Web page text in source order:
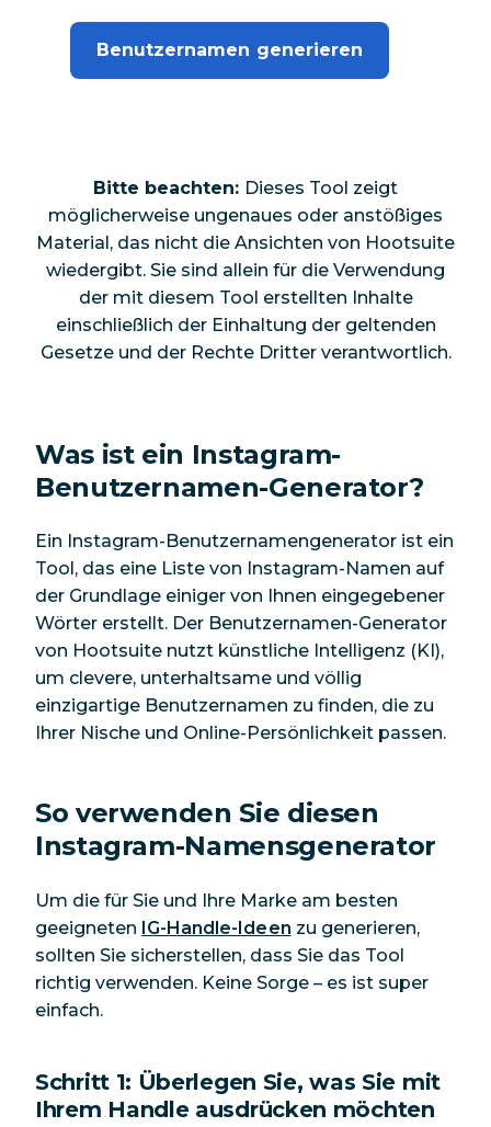
Benutzernamen generieren
Bitte beachten: Dieses Tool zeigt
möglicherweise ungenaues oder anstößiges
Material, das nicht die Ansichten von Hootsuite
wiedergibt. Sie sind allein für die Verwendung
der mit diesem Tool erstellten Inhalte
einschließlich der Einhaltung der geltenden
Gesetze und der Rechte Dritter verantwortlich.
Was ist ein Instagram-
Benutzernamen-Generator?
Ein Instagram-Benutzernamengenerator ist ein
Tool, das eine Liste von Instagram-Namen auf
der Grundlage einiger von Ihnen eingegebener
Wörter erstellt. Der Benutzernamen-Generator
von Hootsuite nutzt künstliche Intelligenz (KI),
um clevere, unterhaltsame und völlig
einzigartige Benutzernamen zu finden, die zu
Ihrer Nische und Online-Persönlichkeit passen.
So verwenden Sie diesen
Instagram-Namensgenerator
Um die für Sie und Ihre Marke am besten
geeigneten IG-Handle-Ideen zu generieren,
sollten Sie sicherstellen, dass Sie das Tool
richtig verwenden. Keine Sorge – es ist super
einfach.
Schritt 1: Überlegen Sie, was Sie mit
Ihrem Handle ausdrücken möchten